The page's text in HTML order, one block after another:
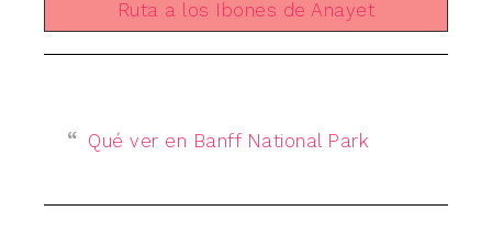
Ruta a los Ibones de Anayet
Qué ver en Banff National Park